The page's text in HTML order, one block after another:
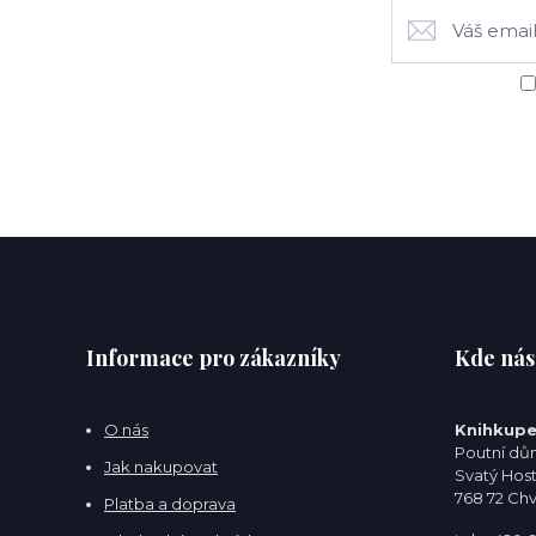
Informace pro zákazníky
O nás
Jak nakupovat
Platba a doprava
Kde
Poutní
Svatý
768 72